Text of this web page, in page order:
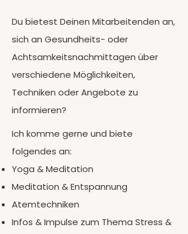
Du bietest Deinen Mitarbeitenden an,
sich an Gesundheits- oder
Achtsamkeitsnachmittagen über
verschiedene Möglichkeiten,
Techniken oder Angebote zu
informieren?​
Ich komme gerne und biete
folgendes an:
Yoga & Meditation
Meditation & Entspannung
Atemtechniken
Infos & Impulse zum Thema Stress &